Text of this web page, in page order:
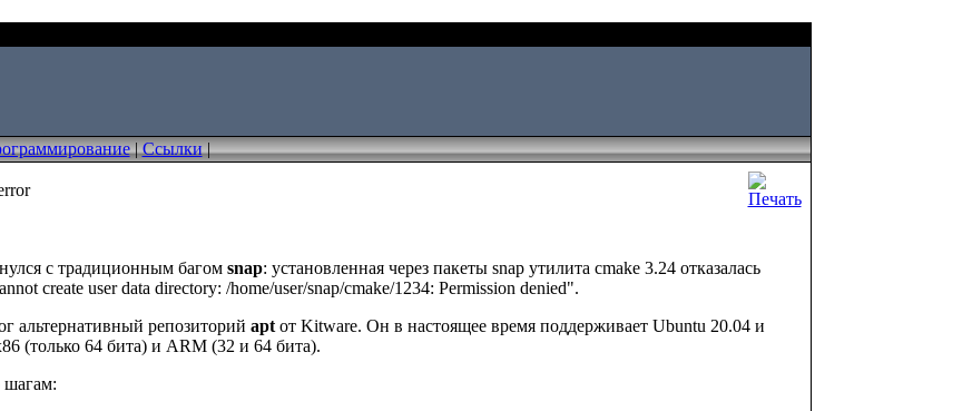
|Ссылки|
с традиционным багом snap: установленная через пакеты snap утилита cmake 3.24 отказалась
create user data directory: /home/user/snap/cmake/1234: Permission denied".
альтернативный репозиторий aptот Kitware. Он в настоящее время поддерживает Ubuntu 20.04 и
(только 64 бита) и ARM (32 и 64 бита).
шагам: